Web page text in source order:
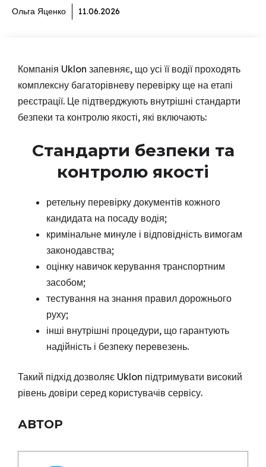
Ольга Яценко 11.06.2026
Компанія Uklon запевняє, що усі її водії проходять
комплексну багаторівневу перевірку ще на етапі
реєстрації. Це підтверджують внутрішні стандарти
безпеки та контролю якості, які включають:
Стандарти безпеки та
контролю якості
ретельну перевірку документів кожного
кандидата на посаду водія;
кримінальне минуле і відповідність вимогам
законодавства;
оцінку навичок керування транспортним
засобом;
тестування на знання правил дорожнього
руху;
інші внутрішні процедури, що гарантують
надійність і безпеку перевезень.
Такий підхід дозволяє Uklon підтримувати високий
рівень довіри серед користувачів сервісу.
АВТОР